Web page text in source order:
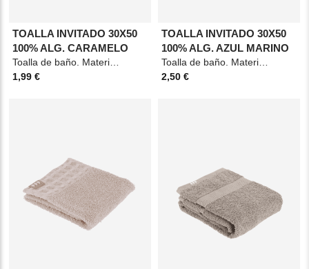
TOALLA INVITADO 30X50
100% ALG. CARAMELO
1,99 €
TOALLA INVITADO 30X50
100% ALG. AZUL MARINO
2,50 €